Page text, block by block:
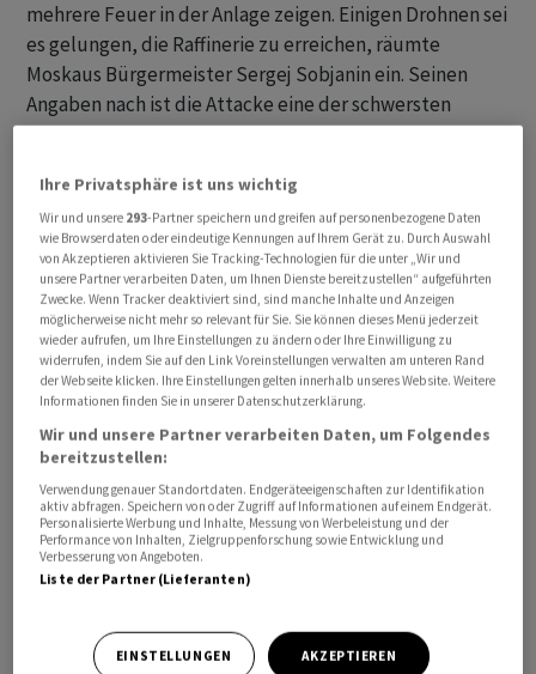
mehrere Feuer in der Anlage zeigen. Einigen Drohnen sei
es gelungen, die Raffinerie zu erreichen, räumte
Moskaus Bürgermeister Sergej Sobjanin ein. Seinen
Angaben nach ist die Attacke eine der schwersten
ukrainischen Drohnenangriffe auf Moskau seit
mehr als 190 Drohnen abgeschossen.
Zahlreiche Aufnahmen von Augenzeugen zeigen
allerdings auch die teilweise Hilflosigkeit der
Flugabwehr. So ist auf einigen Videos zu sehen, wie die
Drohnen unbeeindruckt von Gewehrsalven weiter auf
Kurs bleiben. In einem anderen Video verfehlt ein
Flugabwehrgeschoss die Drohne. Und selbst bei einem
Treffer explodiert die Drohne nicht in der Luft, sondern
in einem Gartenfachmarkt nahe der Raffinerie. Die
Echtheit der Aufnahmen konnte zunächst nicht
überprüft werden.
Ihre Privatsphäre ist uns wichtig
Wir und unsere 293-Partner speichern und greifen auf personenbezogene Daten
wie Browserdaten oder eindeutige Kennungen auf Ihrem Gerät zu. Durch Auswahl
von Akzeptieren aktivieren Sie Tracking-Technologien für die unter „Wir und
unsere Partner verarbeiten Daten, um Ihnen Dienste bereitzustellen“ aufgeführten
Zwecke. Wenn Tracker deaktiviert sind, sind manche Inhalte und Anzeigen
möglicherweise nicht mehr so relevant für Sie. Sie können dieses Menü jederzeit
wieder aufrufen, um Ihre Einstellungen zu ändern oder Ihre Einwilligung zu
widerrufen, indem Sie auf den Link Voreinstellungen verwalten am unteren Rand
der Webseite klicken. Ihre Einstellungen gelten innerhalb unseres Website. Weitere
Informationen finden Sie in unserer Datenschutzerklärung.
Wir und unsere Partner verarbeiten Daten, um Folgendes
bereitzustellen:
Verwendung genauer Standortdaten. Endgeräteeigenschaften zur Identifikation
aktiv abfragen. Speichern von oder Zugriff auf Informationen auf einem Endgerät.
Personalisierte Werbung und Inhalte, Messung von Werbeleistung und der
Performance von Inhalten, Zielgruppenforschung sowie Entwicklung und
Verbesserung von Angeboten.
Liste der Partner (Lieferanten)
EINSTELLUNGEN AKZEPTIEREN